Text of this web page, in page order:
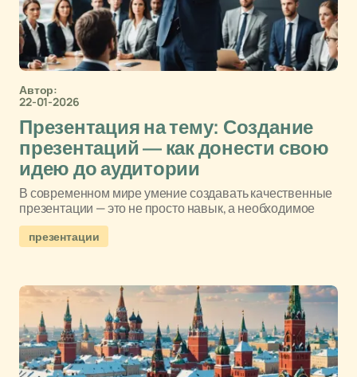
Автор:
22-01-2026
Презентация на тему: Создание
презентаций — как донести свою
идею до аудитории
В современном мире умение создавать качественные
презентации — это не просто навык, а необходимое
презентации